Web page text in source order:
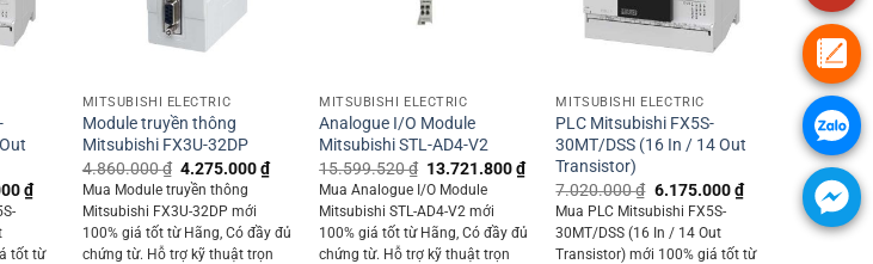
₫.
₫Current
price
6.365.000 ₫.
tốt từ
MITSUBISHI ELECTRIC
Module truyền thông
Mitsubishi FX3U-32DP
4.860.000₫ Original
price
was:
4.860.000 ₫.
4.275.000₫Current
price
4.275.000 ₫.
Mua Module truyền thông
Mitsubishi FX3U-32DP mới
100% giá tốt từ Hãng, Có đầy đủ
chứng từ. Hỗ trợ kỹ thuật trọn
MITSUBISHI ELECTRIC
Analogue I/O Module
Mitsubishi STL-AD4-V2
15.599.520₫ Original
price
was:
15.599.520 ₫.
13.721.800₫Current
price
13.721.800 ₫.
Mua Analogue I/O Module
Mitsubishi STL-AD4-V2 mới
100% giá tốt từ Hãng, Có đầy đủ
chứng từ. Hỗ trợ kỹ thuật trọn
MITSUBISHI ELECTRIC
PLC Mitsubishi FX5S-
30MT/DSS (16 In / 14 Out
Transistor)
7.020.000₫ Original
price
was:
7.020.000 ₫.
6.175.000₫Current
price
6.175.000 ₫.
Mua PLC Mitsubishi FX5S-
30MT/DSS (16 In / 14 Out
Transistor) mới 100% giá tốt từ